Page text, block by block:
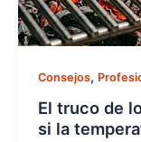
Consejos,
El truco de
si la